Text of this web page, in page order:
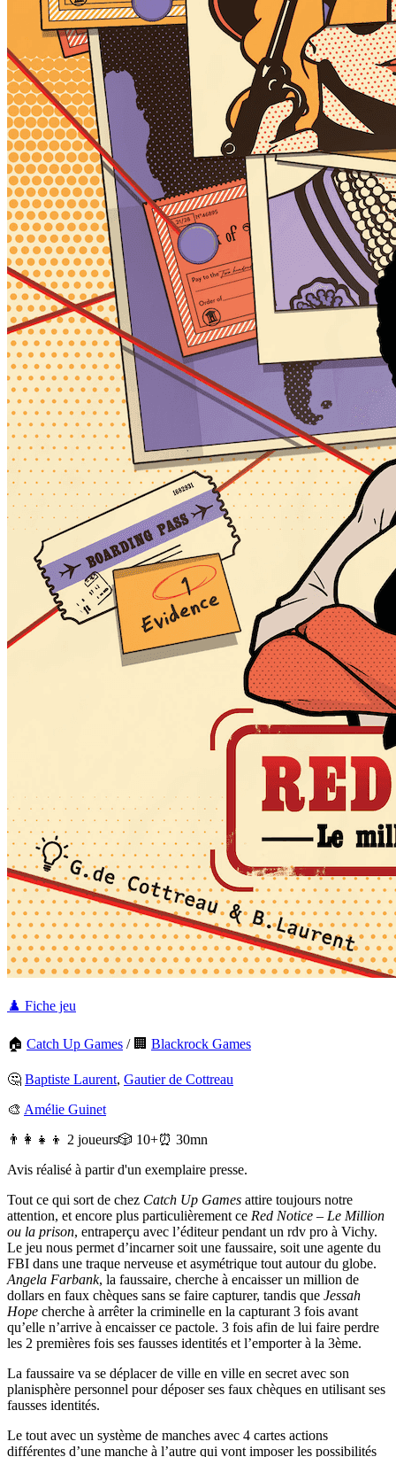
♟️ Fiche jeu
🏠 Catch Up Games / 🏢 Blackrock Games
🤔 Baptiste Laurent, Gautier de Cottreau
🎨 Amélie Guinet
👨‍👩‍👧‍👦 2 joueurs🎲 10+⏰ 30mn
Avis réalisé à partir d'un exemplaire presse.
Tout ce qui sort de chez Catch Up Games attire toujours notre
attention, et encore plus particulièrement ce Red Notice – Le Million
ou la prison, entraperçu avec l’éditeur pendant un rdv pro à Vichy.
Le jeu nous permet d’incarner soit une faussaire, soit une agente du
FBI dans une traque nerveuse et asymétrique tout autour du globe.
Angela Farbank, la faussaire, cherche à encaisser un million de
dollars en faux chèques sans se faire capturer, tandis que Jessah
Hope cherche à arrêter la criminelle en la capturant 3 fois avant
qu’elle n’arrive à encaisser ce pactole. 3 fois afin de lui faire perdre
les 2 premières fois ses fausses identités et l’emporter à la 3ème.
La faussaire va se déplacer de ville en ville en secret avec son
planisphère personnel pour déposer ses faux chèques en utilisant ses
fausses identités.
Le tout avec un système de manches avec 4 cartes actions
différentes d’une manche à l’autre qui vont imposer les possibilités